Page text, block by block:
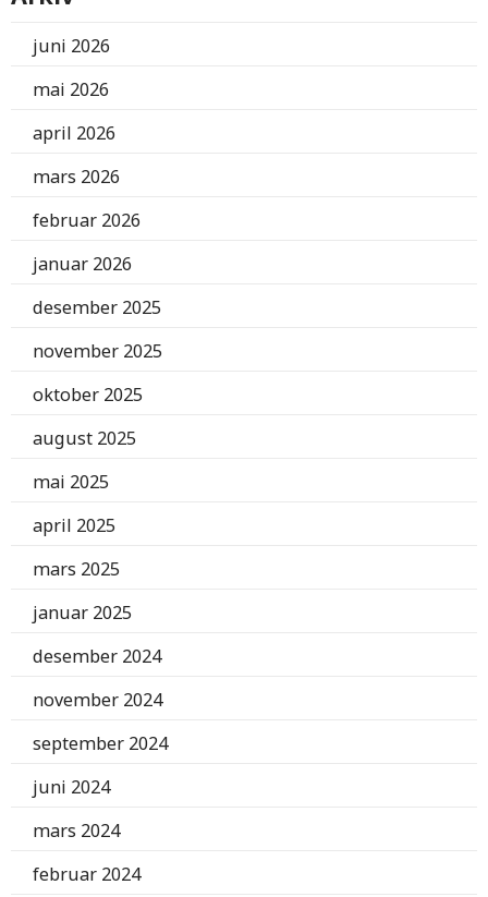
juni 2026
mai 2026
april 2026
mars 2026
februar 2026
januar 2026
desember 2025
november 2025
oktober 2025
august 2025
mai 2025
april 2025
mars 2025
januar 2025
desember 2024
november 2024
september 2024
juni 2024
mars 2024
februar 2024